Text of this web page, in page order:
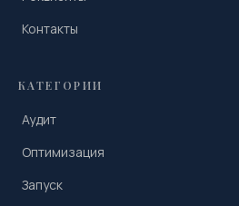
Контакты
КАТЕГОРИИ
Аудит
Оптимизация
Запуск